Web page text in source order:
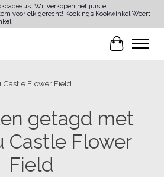
Wij verkopen het juiste
voor elk gerecht! Kookings Kookwinkel Weert
Castle Flower Field
getagd met
Castle Flower
Field